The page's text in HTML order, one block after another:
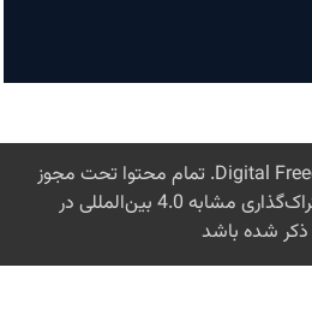
Digital. تمام محتوا تحت مجوز
کریتیو کامنز نسبت‌نامه-اشتراک‌گذاری مشابه 4.0 بین‌المللی در
شده باشد